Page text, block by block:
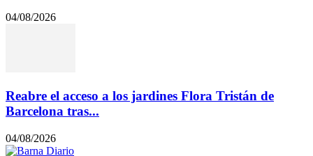
04/08/2026
Reabre el acceso a los jardines Flora Tristán de
Barcelona tras...
04/08/2026